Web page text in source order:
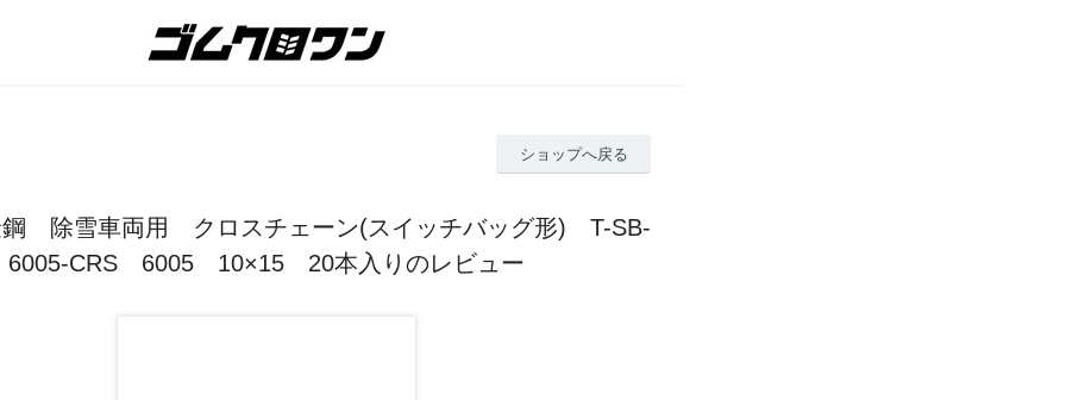
ショップへ戻る
鋼 除雪車両用 クロスチェーン(スイッチバッグ形) T-SB-
6005-CRS 6005 10×15 20本入りのレビュー